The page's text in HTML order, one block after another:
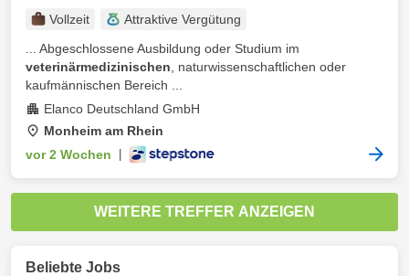
Vollzeit
Attraktive Vergütung
... Abgeschlossene Ausbildung oder Studium im
veterinärmedizinischen , naturwissenschaftlichen oder
kaufmännischen Bereich ...
Elanco Deutschland GmbH
Monheim am Rhein
vor 2 Wochen
WEITERE TREFFER ANZEIGEN
Beliebte Jobs